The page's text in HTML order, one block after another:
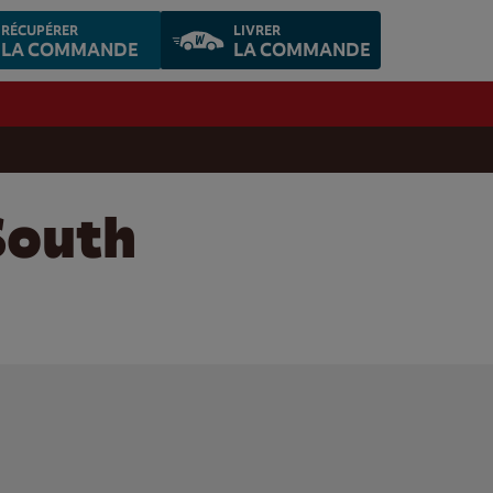
RÉCUPÉRER
LA COMMANDE
LIVRER
LA COMMANDE